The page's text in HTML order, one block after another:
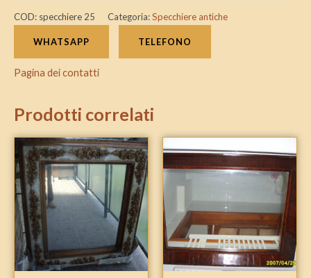
COD: specchiere 25 Categoria:Specchiere antiche
WHATSAPP TELEFONO
Pagina dei contatti
Prodotti correlati